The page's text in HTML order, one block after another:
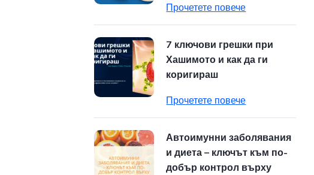
Прочетете повече
7 ключови грешки при
Хашимото и как да ги
коригираш
Прочетете повече
Автоимунни заболявания
и диета – ключът към по-
добър контрол върху